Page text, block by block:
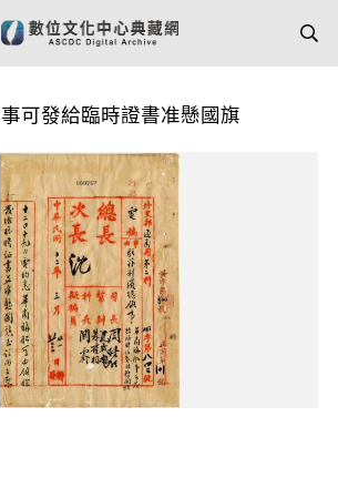
可發給臨時證書准懸國旗